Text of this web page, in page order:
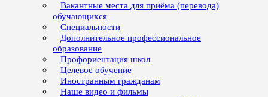
Вакантные места для приёма (перевода)
обучающихся
Специальности
Дополнительное профессиональное
образование
Профориентация школ
Целевое обучение
Иностранным гражданам
Наше видео и фильмы